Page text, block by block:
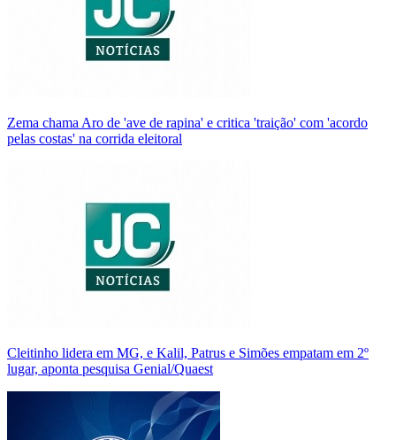
Zema chama Aro de 'ave de rapina' e critica 'traição' com 'acordo
pelas costas' na corrida eleitoral
Cleitinho lidera em MG, e Kalil, Patrus e Simões empatam em 2º
lugar, aponta pesquisa Genial/Quaest